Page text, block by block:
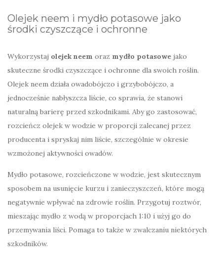
Olejek neem i mydło potasowe jako
środki czyszczące i ochronne
Wykorzystaj olejek neem oraz mydło potasowe jako
skuteczne środki czyszczące i ochronne dla swoich roślin.
Olejek neem działa owadobójczo i grzybobójczo, a
jednocześnie nabłyszcza liście, co sprawia, że stanowi
naturalną barierę przed szkodnikami. Aby go zastosować,
rozcieńcz olejek w wodzie w proporcji zalecanej przez
producenta i spryskaj nim liście, szczególnie w okresie
wzmożonej aktywności owadów.
Mydło potasowe, rozcieńczone w wodzie, jest skutecznym
sposobem na usunięcie kurzu i zanieczyszczeń, które mogą
negatywnie wpływać na zdrowie roślin. Przygotuj roztwór,
mieszając mydło z wodą w proporcjach 1:10 i użyj go do
przemywania liści. Pomaga to także w zwalczaniu niektórych
szkodników.